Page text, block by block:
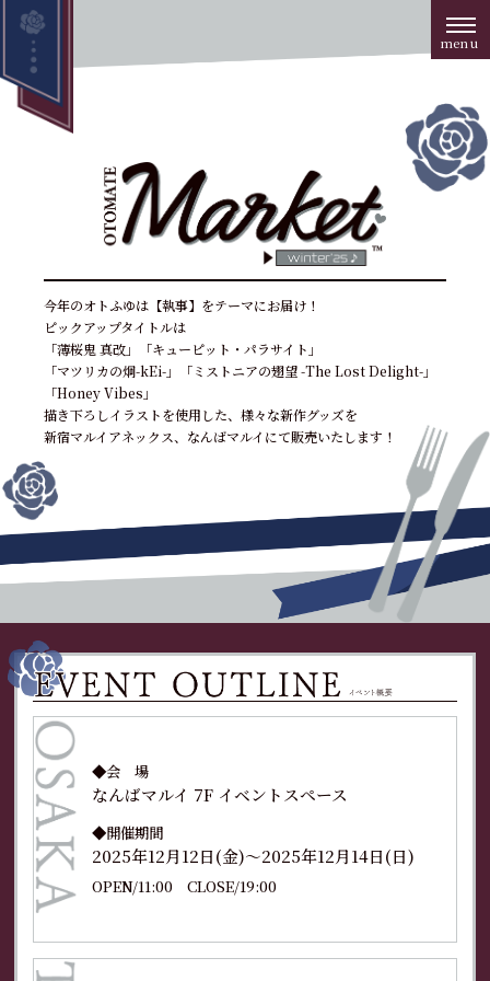
今年のオトふゆは【執事】をテーマにお届け！
ピックアップタイトルは
「薄桜鬼 真改」
「キューピット・パラサイト」
「マツリカの炯-kEi-」
「ミストニアの翅望 -The Lost Delight-」
「Honey Vibes」
描き下ろしイラストを使用した、様々な新作グッズを
新宿マルイアネックス、 なんばマルイ にて販売いたします！
◆会 場
なんばマルイ 7F イベントスペース
◆開催期間
2025年12月12日(金)～2025年12月14日(日)
OPEN/11:00 CLOSE/19:00